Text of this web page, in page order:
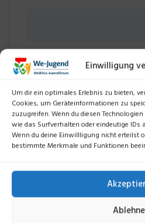
Einwilligung
Um dir ein optimales Erlebnis zu bieten,
Cookies, um Geräteinformationen zu
zuzugreifen. Wenn du diesen
wie das Surfverhalten oder eindeutige IDs
Wenn du deine Einwillligung nicht erteilst
bestimmte Merkmale und Funktionen
Kategorien
2022
2024
2025